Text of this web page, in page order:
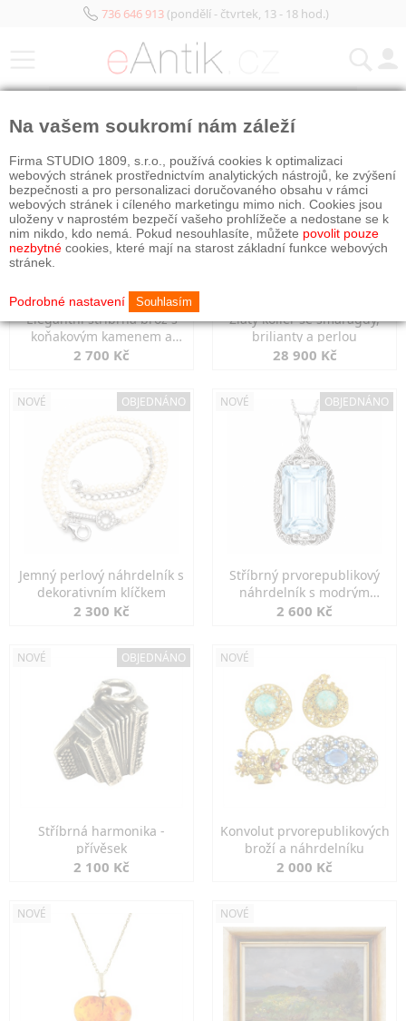
736 646 913(pondělí - čtvrtek, 13 - 18 hod.)
Elegantní stříbrná brož s
koňakovým kamenem a
markazity
2 700 Kč
Zlatý kolier se smaragdy,
brilianty a perlou
28 900 Kč
NOVÉ OBJEDNÁNO
Jemný perlový náhrdelník s
dekorativním klíčkem
2 300 Kč
NOVÉ OBJEDNÁNO
Stříbrný prvorepublikový
náhrdelník s modrým
spinelem
2 600 Kč
NOVÉ OBJEDNÁNO
Stříbrná harmonika -
přívěsek
2 100 Kč
NOVÉ
Konvolut prvorepublikových
broží a náhrdelníku
2 000 Kč
NOVÉ NOVÉ
Na vašem soukromí nám záleží
Firma STUDIO 1809, s.r.o., používá cookies k optimalizaci
webových stránek prostřednictvím analytických nástrojů, ke zvýšení
bezpečnosti a pro personalizaci doručovaného obsahu v rámci
webových stránek i cíleného marketingu mimo nich. Cookies jsou
uloženy v naprostém bezpečí vašeho prohlížeče a nedostane se k
nim nikdo, kdo nemá. Pokud nesouhlasíte, můžete povolit pouze
nezbytné cookies, které mají na starost základní funkce webových
stránek.
Podrobné nastavení Souhlasím